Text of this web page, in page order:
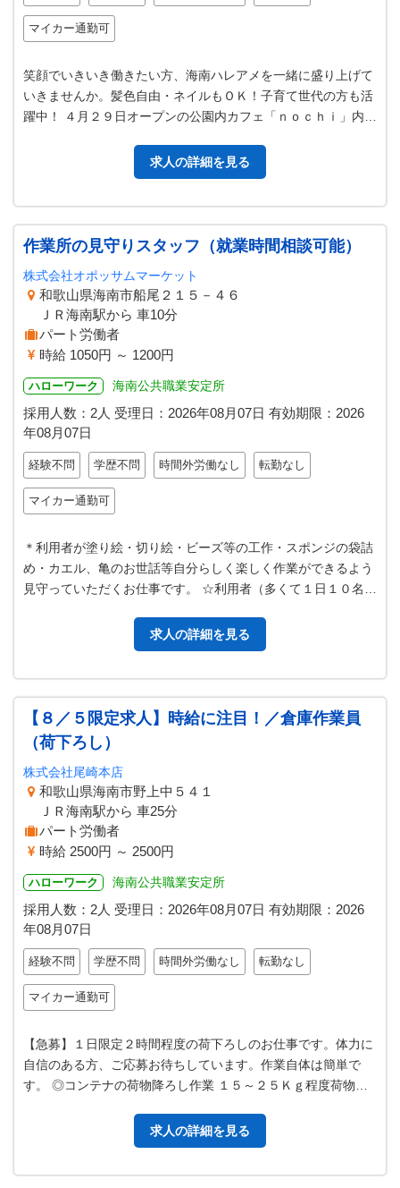
マイカー通勤可
笑顔でいきいき働きたい方、海南ハレアメを一緒に盛り上げて
いきませんか。髪色自由・ネイルもＯＫ！子育て世代の方も活
躍中！ ４月２９日オープンの公園内カフェ「ｎｏｃｈｉ」内キ
求人の詳細を見る
作業所の見守りスタッフ（就業時間相談可能）
株式会社オポッサムマーケット
和歌山県海南市船尾２１５－４６
ＪＲ海南駅から 車10分
パート労働者
時給 1050円 ～ 1200円
ハローワーク 海南公共職業安定所
採用人数：2人 受理日： 2026年08月07日 有効期限： 2026
年08月07日
経験不問 学歴不問 時間外労働なし 転勤なし
マイカー通勤可
＊利用者が塗り絵・切り絵・ビーズ等の工作・スポンジの袋詰
め・カエル、亀のお世話等自分らしく楽しく作業ができるよう
見守っていただくお仕事です。 ☆利用者（多くて１日１０名程
求人の詳細を見る
【８／５限定求人】時給に注目！／倉庫作業員
（荷下ろし）
株式会社尾崎本店
和歌山県海南市野上中５４１
ＪＲ海南駅から 車25分
パート労働者
時給 2500円 ～ 2500円
ハローワーク 海南公共職業安定所
採用人数：2人 受理日： 2026年08月07日 有効期限： 2026
年08月07日
経験不問 学歴不問 時間外労働なし 転勤なし
マイカー通勤可
【急募】１日限定２時間程度の荷下ろしのお仕事です。体力に
自信のある方、ご応募お待ちしています。作業自体は簡単で
す。 ◎コンテナの荷物降ろし作業 １５～２５Ｋｇ程度荷物を
求人の詳細を見る